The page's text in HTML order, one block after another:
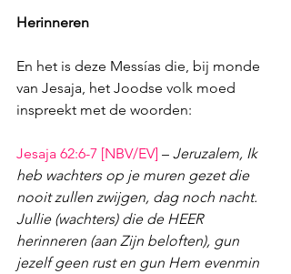
Herinneren
En het is deze Messías die, bij monde
van Jesaja, het Joodse volk moed
inspreekt met de woorden:
Jesaja 62:6-7 [NBV/EV] – Jeruzalem, Ik
heb wachters op je muren gezet die
nooit zullen zwijgen, dag noch nacht.
Jullie (wachters) die de HEER
herinneren (aan Zijn beloften), gun
jezelf geen rust en gun Hem evenmin